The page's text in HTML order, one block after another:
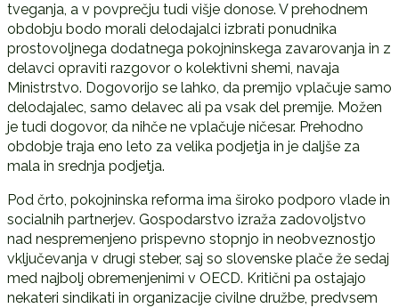
tveganja, a v povprečju tudi višje donose. V prehodnem
obdobju bodo morali delodajalci izbrati ponudnika
prostovoljnega dodatnega pokojninskega zavarovanja in z
delavci opraviti razgovor o kolektivni shemi, navaja
Ministrstvo. Dogovorijo se lahko, da premijo vplačuje samo
delodajalec, samo delavec ali pa vsak del premije. Možen
je tudi dogovor, da nihče ne vplačuje ničesar. Prehodno
obdobje traja eno leto za velika podjetja in je daljše za
mala in srednja podjetja.
Pod črto, pokojninska reforma ima široko podporo vlade in
socialnih partnerjev. Gospodarstvo izraža zadovoljstvo
nad nespremenjeno prispevno stopnjo in neobveznostjo
vključevanja v drugi steber, saj so slovenske plače že sedaj
med najbolj obremenjenimi v OECD. Kritični pa ostajajo
nekateri sindikati in organizacije civilne družbe, predvsem